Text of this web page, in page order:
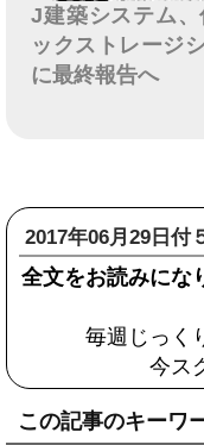
J建築システム
ックストレージ
に最終報告へ
2017年06月29日付
全文をお読みにな
毎週じっく
今ス
この記事のキーワ